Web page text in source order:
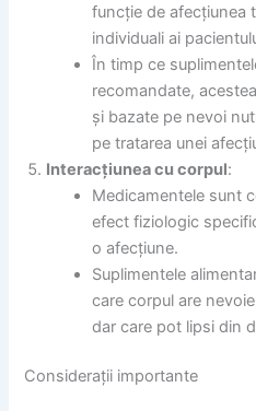
funcție de afecțiunea
individuali ai
În timp ce
recomandate,
și bazate pe nevoi
pe tratarea unei
Interacțiunea cu corpul:
Medicamentele sunt
efect fiziologic
o afecțiune.
Suplimentele
care corpul are
dar care pot lipsi din
Considerații importante